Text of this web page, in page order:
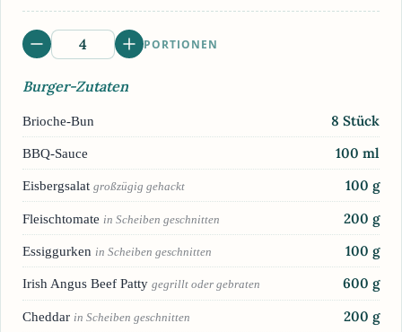
PORTIONEN
Burger-Zutaten
Brioche-Bun 8 Stück
BBQ-Sauce 100 ml
Eisbergsalat großzügig gehackt 100 g
Fleischtomate in Scheiben geschnitten 200 g
Essiggurken in Scheiben geschnitten 100 g
Irish Angus Beef Patty gegrillt oder gebraten 600 g
Cheddar in Scheiben geschnitten 200 g